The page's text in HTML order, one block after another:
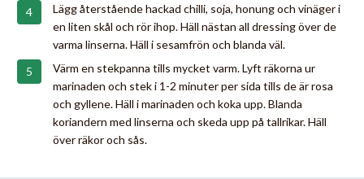
Lägg återstående hackad chilli, soja, honung och vinäger i
en liten skål och rör ihop. Häll nästan all dressing över de
varma linserna. Häll i sesamfrön och blanda väl.
Värm en stekpanna tills mycket varm. Lyft räkorna ur
marinaden och stek i 1-2 minuter per sida tills de är rosa
och gyllene. Häll i marinaden och koka upp. Blanda
koriandern med linserna och skeda upp på tallrikar. Häll
över räkor och sås.